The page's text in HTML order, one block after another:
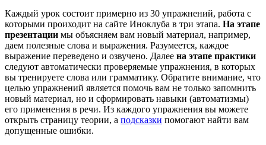
Каждый урок состоит примерно из 30 упражнений, работа с
которыми проиходит на сайте Иноклуба в три этапа. На этапе
презентации мы объясняем вам новый материал, например,
даем полезные слова и выражения. Разумеется, каждое
выражение переведено и озвучено. Далее на этапе практики
следуют автоматически проверяемые упражнения, в которых
вы тренируете слова или грамматику. Обратите внимание, что
целью упражнений является помочь вам не только запомнить
новый материал, но и сформировать навыки (автоматизмы)
его применения в речи. Из каждого упражнения вы можете
открыть страницу теории, а подсказки помогают найти вам
допущенные ошибки.